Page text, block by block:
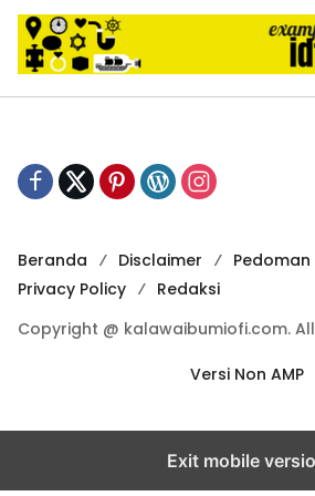
Beranda Disclaimer
Pedoman
Privacy Policy
Redaksi
Copyright @ kalawaibumiofi.com.
Versi Non AMP
Exit mobile